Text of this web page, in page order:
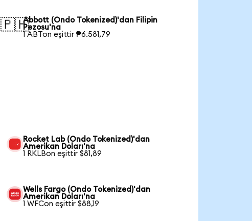
🇵🇭Abbott (Ondo Tokenized)'dan Filipin
Pezosu'na
1 ABTon eşittir ₱6.581,79
Rocket Lab (Ondo Tokenized)'dan
Amerikan Doları'na
1 RKLBon eşittir $81,89
Wells Fargo (Ondo Tokenized)'dan
Amerikan Doları'na
1 WFCon eşittir $88,19